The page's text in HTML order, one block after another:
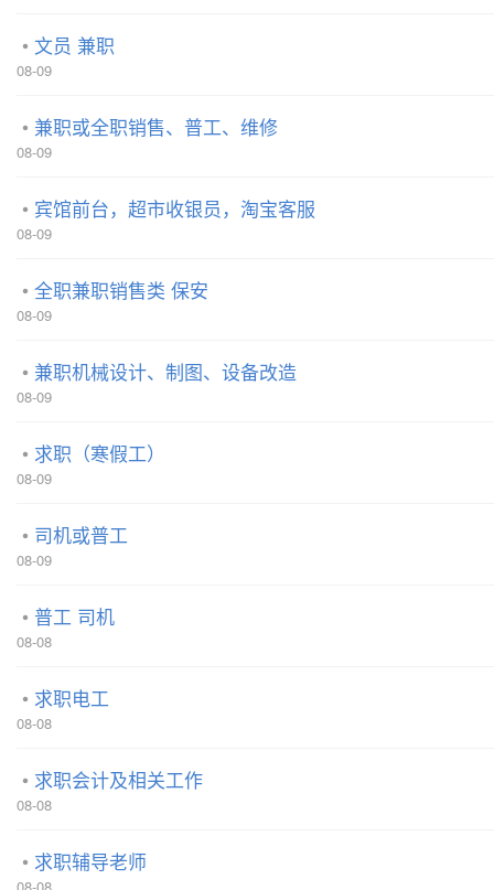
文员 兼职
08-09
兼职或全职销售、普工、维修
08-09
宾馆前台，超市收银员，淘宝客服
08-09
全职兼职销售类 保安
08-09
兼职机械设计、制图、设备改造
08-09
求职（寒假工）
08-09
司机或普工
08-09
普工 司机
08-08
求职电工
08-08
求职会计及相关工作
08-08
求职辅导老师